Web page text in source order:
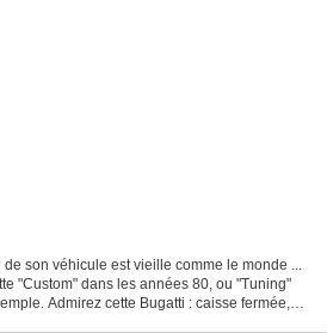
son véhicule est vieille comme le monde ...
"Custom" dans les années 80, ou "Tuning"
Admirez cette Bugatti : caisse fermée,